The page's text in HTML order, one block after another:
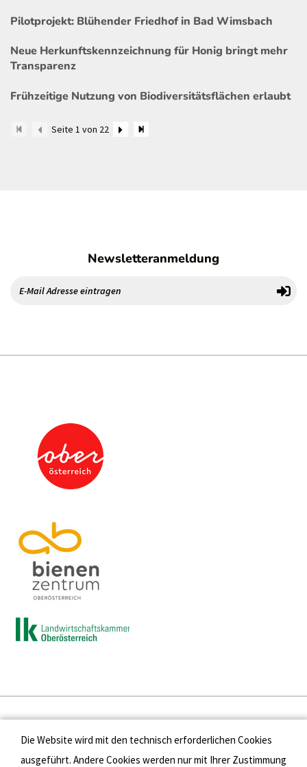
Pilotprojekt: Blühender Friedhof in Bad Wimsbach
Neue Herkunftskennzeichnung für Honig bringt mehr
Transparenz
Frühzeitige Nutzung von Biodiversitätsflächen erlaubt
Seite 1 von 22
Newsletteranmeldung
Presse
Kontakt
Die Website wird mit den technisch erforderlichen Cookies
ausgeführt. Andere Cookies werden nur mit Ihrer Zustimmung